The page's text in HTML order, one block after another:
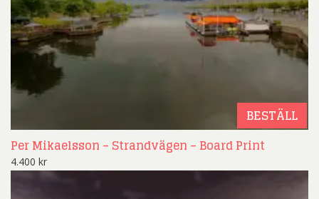
BESTÄLL
Per Mikaelsson – Strandvägen – Board Print
4.400 kr